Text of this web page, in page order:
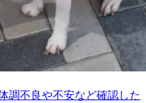
不良や不安など確認した